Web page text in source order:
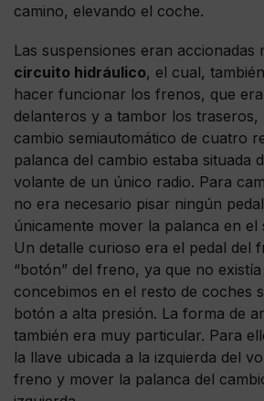
camino, elevando el coche.
Las suspensiones eran accionadas
circuito hidráulico, el cual,
hacer funcionar los frenos, que
delanteros y a tambor los traseros,
cambio semiautomático de cuatro
palanca del cambio estaba situada
volante de un único radio. Para
no era necesario pisar ningún
únicamente mover la palanca en
Un detalle curioso era el pedal del
“botón” del freno, ya que no
concebimos en el resto de coches
botón a alta presión. La forma de
también era muy particular. Para
la llave ubicada a la izquierda del
freno y mover la palanca del